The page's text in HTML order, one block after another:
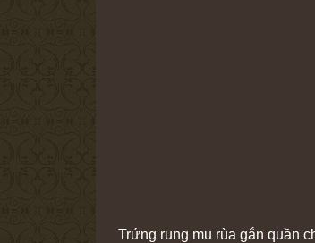
Trứng rung mu rùa gắn quần